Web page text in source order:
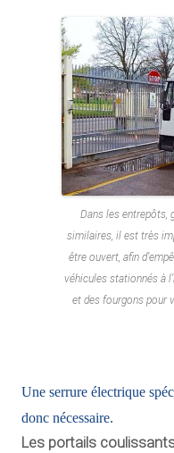
Dans les entrepôts,
similaires, il est très
être ouvert, afin
véhicules stationnés à
et des fourgons pour
Une serrure électrique
donc nécessaire.
Les portails